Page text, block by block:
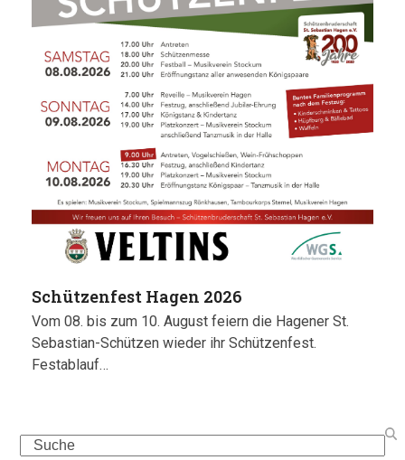
Schützenfest Hagen 2026
Vom 08. bis zum 10. August feiern die Hagener St.
Sebastian-Schützen wieder ihr Schützenfest.
Festablauf…
Search